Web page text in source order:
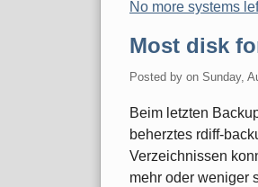
No more systems
Most disk
Posted by on Sunday,
Beim letzten
beherztes rdiff-
Verzeichnissen
mehr oder weniger